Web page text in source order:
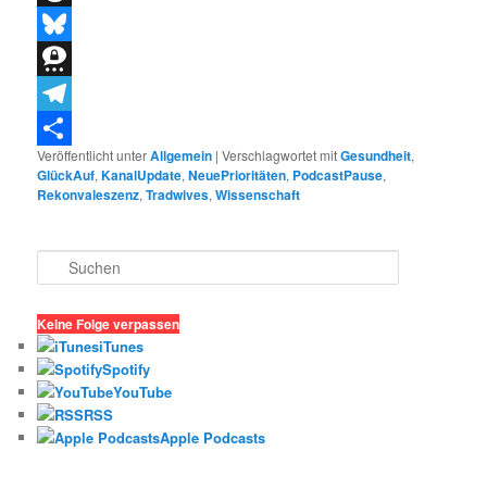
Threads
Bluesky
Threema
Telegram
Teilen
Veröffentlicht unterAllgemein |Verschlagwortet mitGesundheit,
GlückAuf,KanalUpdate,NeuePrioritäten, PodcastPause,
Rekonvaleszenz,Tradwives,Wissenschaft
u
h
e
n
Keine Folge verpassen
iTunes
Spotify
YouTube
RSS
Apple Podcasts